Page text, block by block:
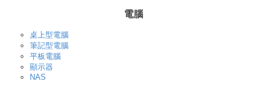
電腦
桌上型電腦
筆記型電腦
平板電腦
顯示器
NAS